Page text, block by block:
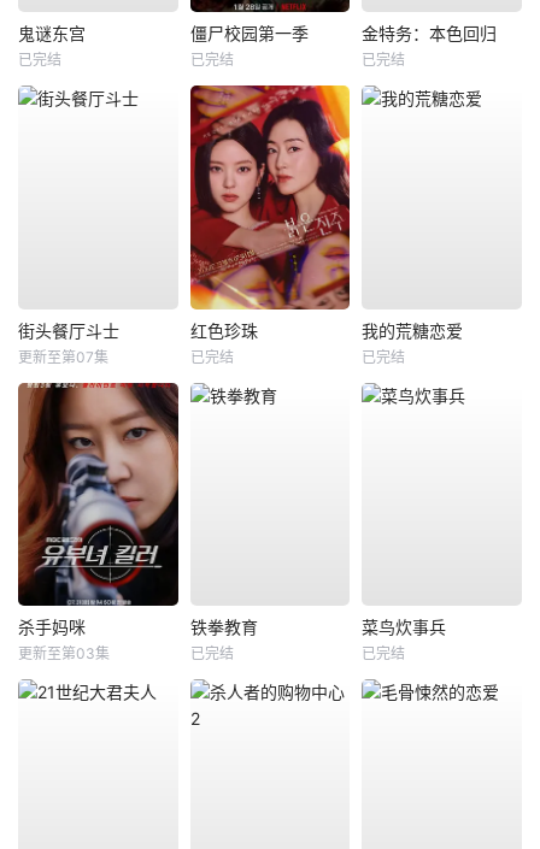
鬼谜东宫
已完结
僵尸校园第一季
已完结
金特务：本色回归
已完结
街头餐厅斗士
更新至第07集
红色珍珠
已完结
我的荒糖恋爱
已完结
杀手妈咪
更新至第03集
铁拳教育
已完结
菜鸟炊事兵
已完结